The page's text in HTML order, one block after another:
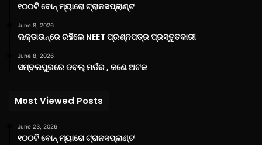
୧୦୦ଟି ବୋନ୍ ମ୍ୟାରୋ ଟ୍ରାନସପ୍ଲାଣ୍ଟ
June 8, 2026
ଲକ୍‌ଡାଉନ୍‌ରେ ରହିଲେ NEET ପ୍ରଶ୍ନପତ୍ର ପ୍ରସ୍ତୁତକାରୀ
June 8, 2026
ସମ୍ବଲପୁରରେ ଡବଲ୍ ମର୍ଡର , ଜଣେ ଅଟକ
Most Viewed Posts
June 23, 2026
୧୦୦ଟି ବୋନ୍ ମ୍ୟାରୋ ଟ୍ରାନସପ୍ଲାଣ୍ଟ